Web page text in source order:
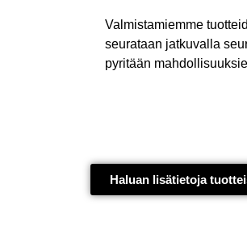
Valmistamiemme
seurataan jatkuvalla
pyritään
Haluan lisätietoja